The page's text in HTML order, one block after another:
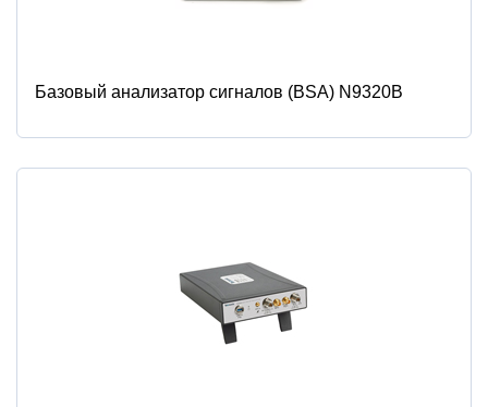
Базовый анализатор сигналов (BSA) N9320B